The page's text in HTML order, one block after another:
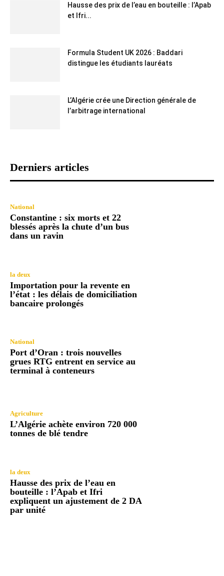
Hausse des prix de l’eau en bouteille : l’Apab
et Ifri...
Formula Student UK 2026 : Baddari
distingue les étudiants lauréats
L’Algérie crée une Direction générale de
l’arbitrage international
Derniers articles
National
Constantine : six morts et 22
blessés après la chute d’un bus
dans un ravin
la deux
Importation pour la revente en
l’état : les délais de domiciliation
bancaire prolongés
National
Port d’Oran : trois nouvelles
grues RTG entrent en service au
terminal à conteneurs
Agriculture
L’Algérie achète environ 720 000
tonnes de blé tendre
la deux
Hausse des prix de l’eau en
bouteille : l’Apab et Ifri
expliquent un ajustement de 2 DA
par unité